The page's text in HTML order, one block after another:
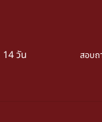
14 วัน สอบถ